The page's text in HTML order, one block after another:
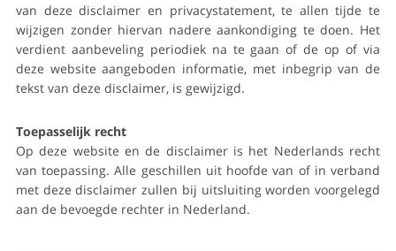
van deze disclaimer en privacystatement, te allen tijde te
wijzigen zonder hiervan nadere aankondiging te doen. Het
verdient aanbeveling periodiek na te gaan of de op of via
deze website aangeboden informatie, met inbegrip van de
tekst van deze disclaimer, is gewijzigd.
Toepasselijk recht
Op deze website en de disclaimer is het Nederlands recht
van toepassing. Alle geschillen uit hoofde van of in verband
met deze disclaimer zullen bij uitsluiting worden voorgelegd
aan de bevoegde rechter in Nederland.